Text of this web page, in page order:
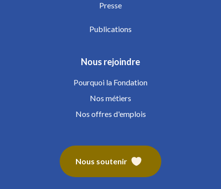
Presse
Publications
Nous rejoindre
Pourquoi la Fondation
Nos métiers
Nos offres d'emplois
Nous soutenir